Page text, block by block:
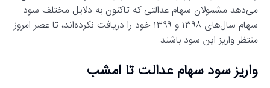
می‌دهد مشمولان سهام عدالتی که تاکنون به دلایل مختلف سود
سهام سال‌های ۱۳۹۸ و ۱۳۹۹ خود را دریافت نکرده‌اند، تا عصر امروز
منتظر واریز این سود باشند.
واریز سود سهام عدالت تا امشب